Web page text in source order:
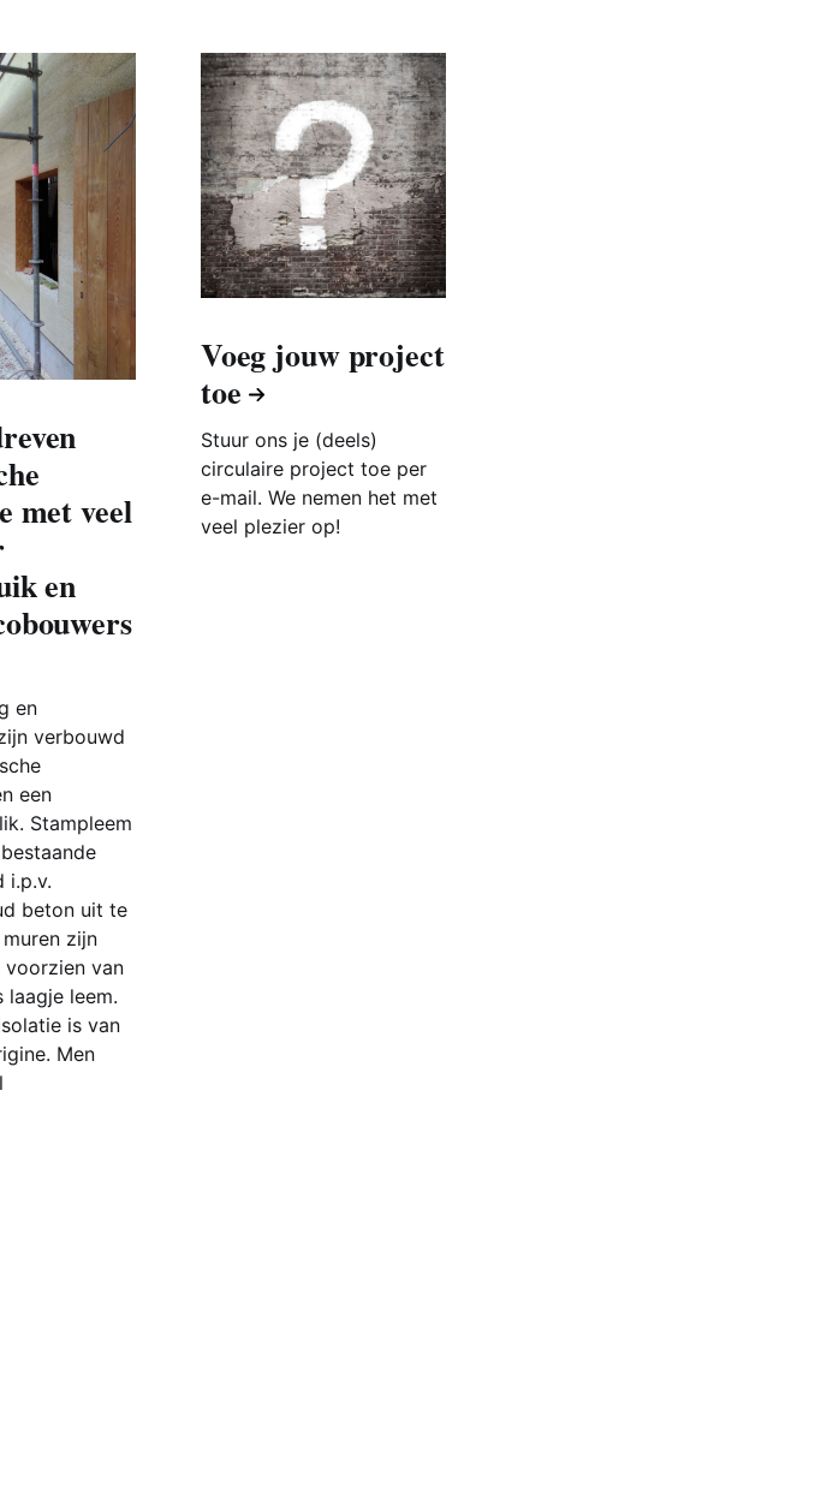
met veel
en
en
verbouwd
een
Stampleem
i.p.v.
beton uit te
zijn
van
laagje leem.
is van
Men
Voeg jouw project
toe
Stuur ons je (deels)
circulaire project toe per
e-mail. We nemen het met
veel plezier op!